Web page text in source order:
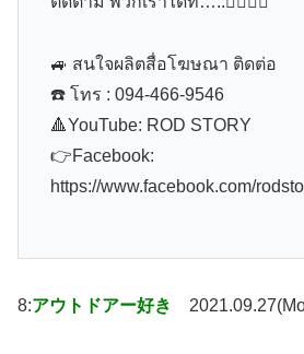
🚙 สนใจผลิตสื่อโฆษณา ติดต่อ
☎️ โทร : 094-466-9546
🔺YouTube: ROD STORY
👉Facebook:
https://www.facebook.com/
8:アウトドアー好き